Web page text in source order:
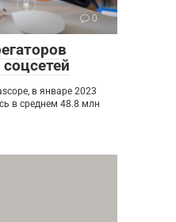
0
в январе 2023
в среднем 48.8 млн